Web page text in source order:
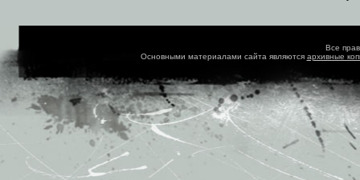
Все
Основными материалами сайта являются архивные